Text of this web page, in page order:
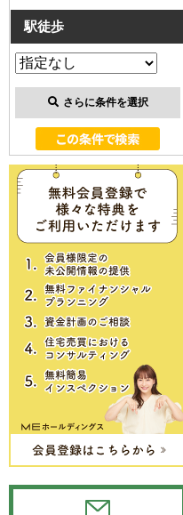
駅徒歩
さらに条件を選択